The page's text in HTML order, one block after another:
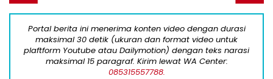
Portal berita ini menerima konten video dengan durasi
maksimal 30 detik (ukuran dan format video untuk
plaftform Youtube atau Dailymotion) dengan teks narasi
maksimal 15 paragraf. Kirim lewat WA Center:
085315557788.